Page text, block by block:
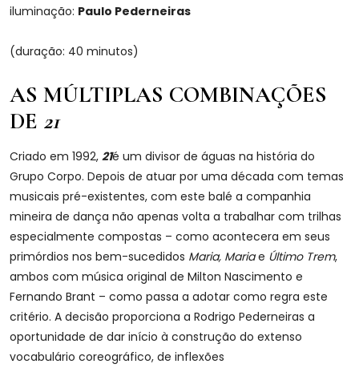
iluminação: Paulo Pederneiras
(duração: 40 minutos)
AS MÚLTIPLAS COMBINAÇÕES
DE 21
Criado em 1992, 21é um divisor de águas na história do
Grupo Corpo. Depois de atuar por uma década com temas
musicais pré-existentes, com este balé a companhia
mineira de dança não apenas volta a trabalhar com trilhas
especialmente compostas – como acontecera em seus
primórdios nos bem-sucedidos Maria, Mariae Último Trem,
ambos com música original de Milton Nascimento e
Fernando Brant – como passa a adotar como regra este
critério. A decisão proporciona a Rodrigo Pederneiras a
oportunidade de dar início à construção do extenso
vocabulário coreográfico, de inflexões